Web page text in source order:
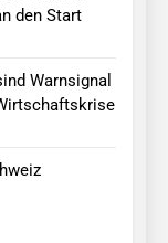
den Start
Warnsignal